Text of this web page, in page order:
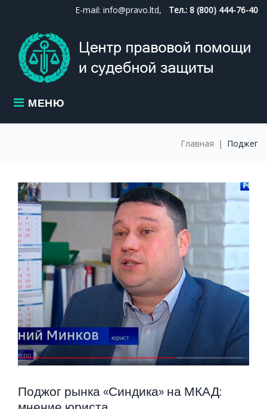
content
E-mail: info@pravo.ltd, Тел.: 8 (800) 444-76-40
МЕНЮ
Главная | Поджег
МЕТКА:
ПОДЖЕГ
Поджог рынка «Синдика» на МКАД: